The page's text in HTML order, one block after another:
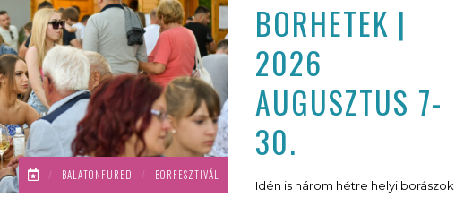
/ BALATONFÜRED / BORFESZTIVÁL
BORHETEK |
2026
AUGUSZTUS 7-
30.
Idén is három hétre helyi borászok